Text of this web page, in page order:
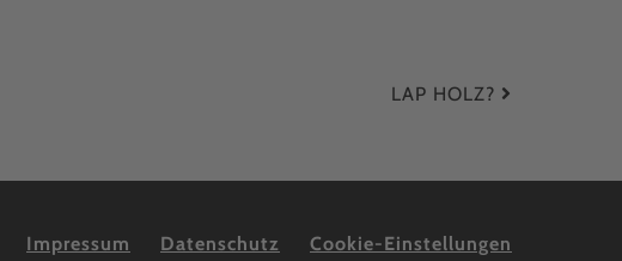
LAP HOLZ?
Impressum Datenschutz Cookie-Einstellungen